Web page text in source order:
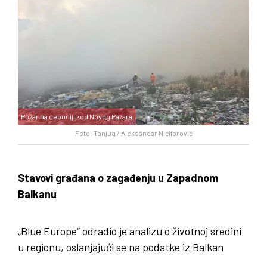
Foto: Tanjug / Aleksandar Nićiforović
Požar na deponiji kod Novog Pazara
Stavovi građana o zagađenju u Zapadnom
Balkanu
„Blue Europe“ odradio je analizu o životnoj sredini
u regionu, oslanjajući se na podatke iz Balkan